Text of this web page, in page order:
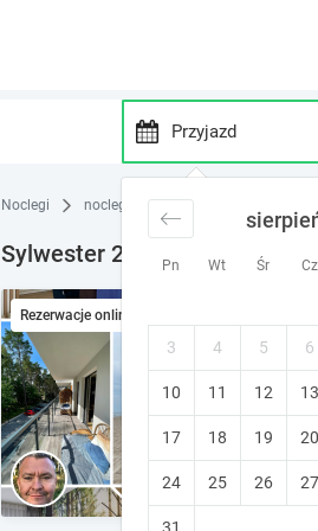
P
e
s
s
d
o
w
n
r
Pn Wt Śr Cz
3 4 5 6
10 11 12 13
17 18 19 20
24 25 26 27
Noclegi noclegi nad morzem
Sylwester 2026 Pomorze -
Rezerwacje online